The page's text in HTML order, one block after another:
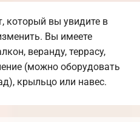
который вы увидите в
Вы имеете
веранду, террасу,
(можно оборудовать
крыльцо или навес.